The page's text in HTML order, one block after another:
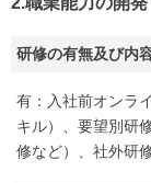
研修の有無及び内
有：入社前オンラ
キル）、要望別研
修など）、社外研